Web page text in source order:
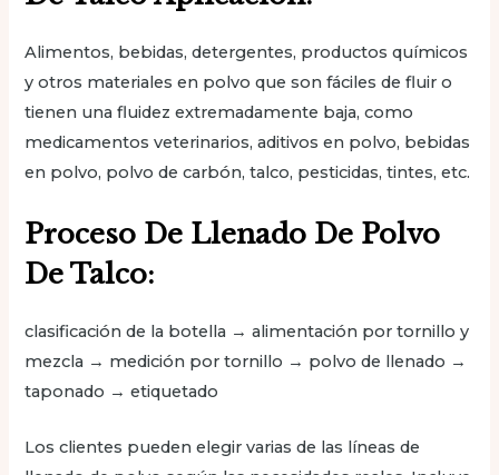
Alimentos, bebidas, detergentes, productos químicos
y otros materiales en polvo que son fáciles de fluir o
tienen una fluidez extremadamente baja, como
medicamentos veterinarios, aditivos en polvo, bebidas
en polvo, polvo de carbón, talco, pesticidas, tintes, etc.
Proceso De Llenado De Polvo
De Talco:
clasificación de la botella → alimentación por tornillo y
mezcla → medición por tornillo → polvo de llenado →
taponado → etiquetado
Los clientes pueden elegir varias de las líneas de